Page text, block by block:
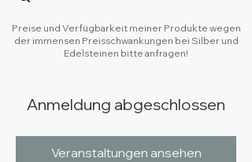
Preise und Verfügbarkeit meiner Produkte wegen
der immensen Preisschwankungen bei Silber und
Edelsteinen bitte anfragen!
Anmeldung abgeschlossen
Veranstaltungen ansehen